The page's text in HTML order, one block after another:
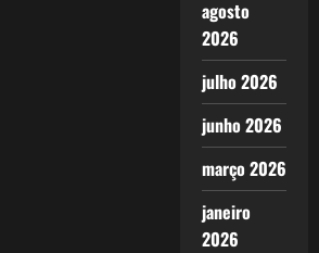
agosto
2026
julho 2026
junho 2026
março 2026
janeiro
2026